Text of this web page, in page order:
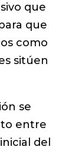
que
que
como
sitúen
se
entre
del